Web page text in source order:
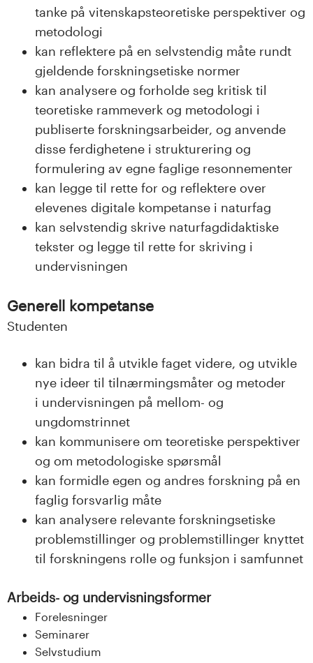
tanke på vitenskapsteoretiske perspektiver og
metodologi
kan reflektere på en selvstendig måte rundt
gjeldende forskningsetiske normer
kan analysere og forholde seg kritisk til
teoretiske rammeverk og metodologi i
publiserte forskningsarbeider, og anvende
disse ferdighetene i strukturering og
formulering av egne faglige resonnementer
kan legge til rette for og reflektere over
elevenes digitale kompetanse i naturfag
kan selvstendig skrive naturfagdidaktiske
tekster og legge til rette for skriving i
undervisningen
Generell kompetanse
Studenten
kan bidra til å utvikle faget videre, og utvikle
nye ideer til tilnærmingsmåter og metoder
i undervisningen på mellom- og
ungdomstrinnet
kan kommunisere om teoretiske perspektiver
og om metodologiske spørsmål
kan formidle egen og andres forskning på en
faglig forsvarlig måte
kan analysere relevante forskningsetiske
problemstillinger og problemstillinger knyttet
til forskningens rolle og funksjon i samfunnet
Arbeids- og undervisningsformer
Forelesninger
Seminarer
Selvstudium